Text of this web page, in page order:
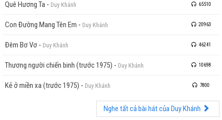
Quê Hương Ta - Duy Khánh 65510
Con Đường Mang Tên Em - Duy Khánh 20963
Đêm Bơ Vơ - Duy Khánh 46241
Thương người chiến binh (trước 1975) - Duy Khánh 10698
Kẻ ở miền xa (trước 1975) - Duy Khánh 7800
Nghe tất cả bài hát của Duy Khánh